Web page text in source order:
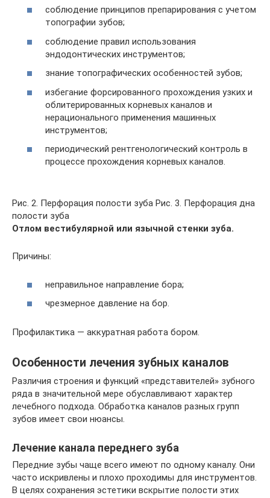
соблюдение принципов препарирования с учетом
топо­графии зубов;
соблюдение правил использования
эндодонтических инструментов;
знание топографических особенностей зубов;
избегание форсированного прохождения узких и
облитерированных корневых каналов и
нерационального применения машинных
инструментов;
периодический рентгенологический контроль в
процессе прохождения корневых каналов.
Рис. 2. Перфорация полости зуба Рис. 3. Перфорация дна
полости зуба
Отлом вестибулярной или язычной стенки зуба.
Причины:
неправильное направление бора;
чрезмерное давление на бор.
Профилактика — аккуратная работа бором.
Особенности лечения зубных каналов
Различия строения и функций «представителей» зубного
ряда в значительной мере обуславливают характер
лечебного подхода. Обработка каналов разных групп
зубов имеет свои нюансы.
Лечение канала переднего зуба
Передние зубы чаще всего имеют по одному каналу. Они
часто искривлены и плохо проходимы для инструментов.
В целях сохранения эстетики вскрытие полости этих